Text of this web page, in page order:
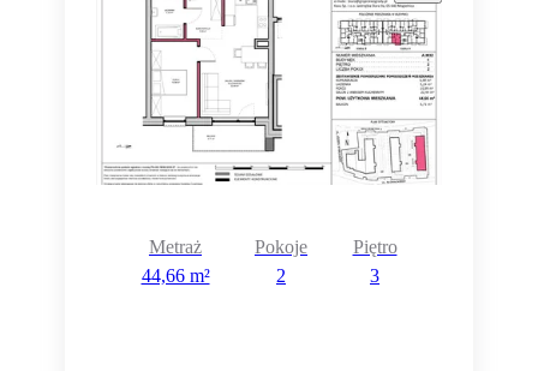
Metraż
44,66 m²
Pokoje
2
Piętro
3